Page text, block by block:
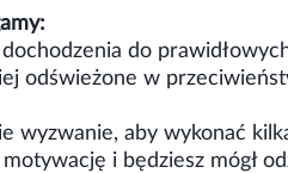
do
odświeżone w
wyzwanie, aby wykonać
i będziesz mógł